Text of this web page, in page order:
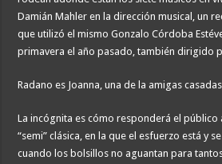
Damián Mahler en la dirección musical, un
que utilizó el mismo Gonzalo Córdoba
primavera el año pasado, también dirigido
Radano es Joanna, una de la amigas
La incógnita es cómo responderá el
“semi” clásica, en la que el esfuerzo está y
cuando los bolsillos no aguantan para